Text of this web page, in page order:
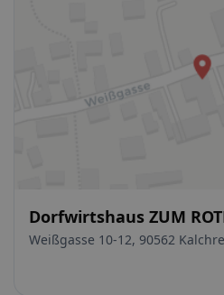
Dorfwirtshaus ZUM
Hotel
Weißgasse 10-12, 90562